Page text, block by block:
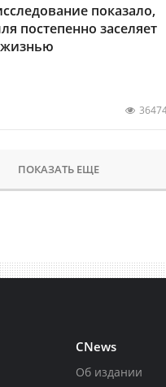
показало,
постепенно заселяет
ПОКАЗАТЬ ЕЩЕ
CNews
Об издании